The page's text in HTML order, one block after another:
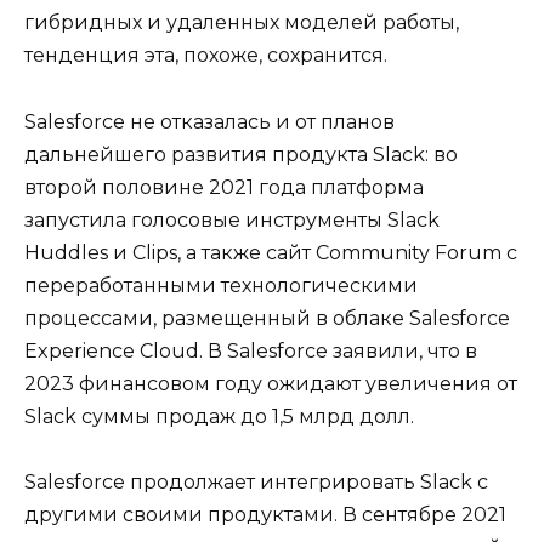
гибридных и удаленных моделей работы,
тенденция эта, похоже, сохранится.
Salesforce не отказалась и от планов
дальнейшего развития продукта Slack: во
второй половине 2021 года платформа
запустила голосовые инструменты Slack
Huddles и Clips, а также сайт Community Forum с
переработанными технологическими
процессами, размещенный в облаке Salesforce
Experience Cloud. В Salesforce заявили, что в
2023 финансовом году ожидают увеличения от
Slack суммы продаж до 1,5 млрд долл.
Salesforce продолжает интегрировать Slack с
другими своими продуктами. В сентябре 2021